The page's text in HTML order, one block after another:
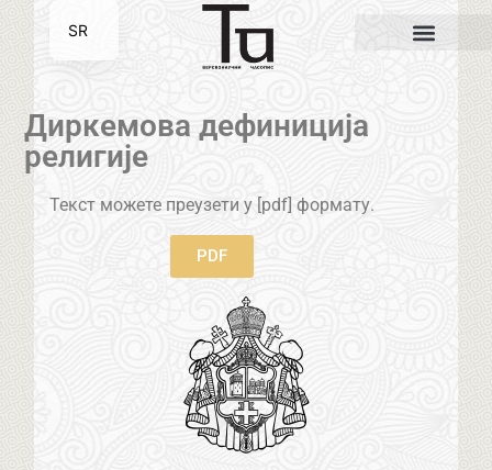
Диркемова дефиниција
религије
Текст можете преузети у [pdf] формату.
PDF
SR
EN